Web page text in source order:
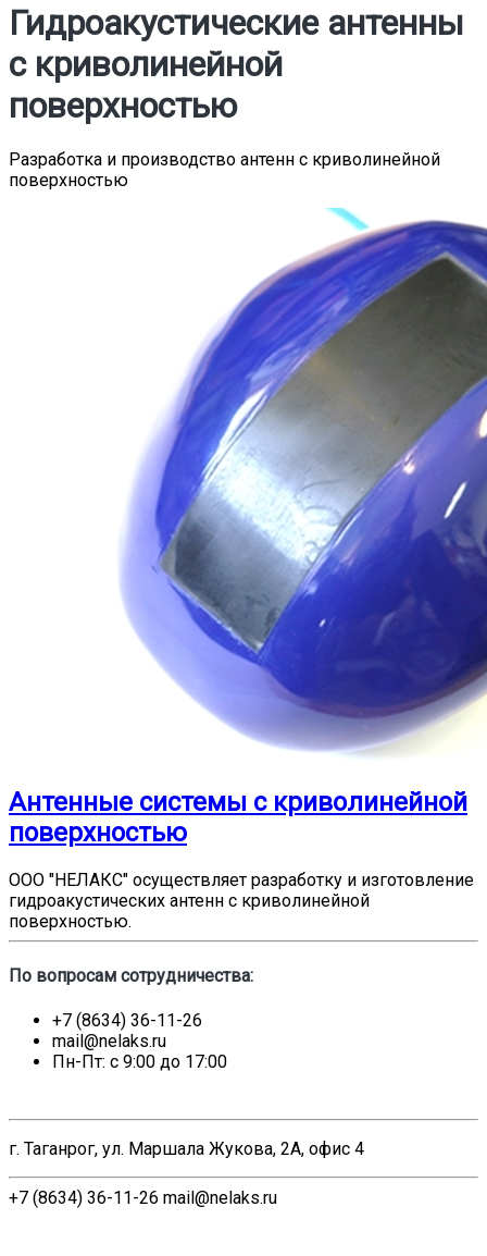
Гидроакустические антенны
с криволинейной
поверхностью
Разработка и производство антенн с криволинейной
поверхностью
Антенные системы с криволинейной
поверхностью
ООО "НЕЛАКС" осуществляет разработку и изготовление
гидроакустических антенн с криволинейной
поверхностью.
По вопросам сотрудничества:
+7 (8634) 36-11-26
mail@nelaks.ru
Пн-Пт: с 9:00 до 17:00
г. Таганрог, ул. Маршала Жукова, 2А, офис 4
+7 (8634) 36-11-26 mail@nelaks.ru